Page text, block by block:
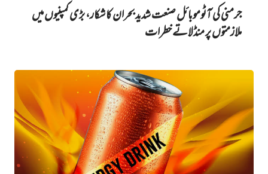
جرمنی کی آٹوموبائل صنعت شدید بحران کا شکار، بڑی کمپنیوں میں
ملازمتوں پر منڈلاتے خطرات